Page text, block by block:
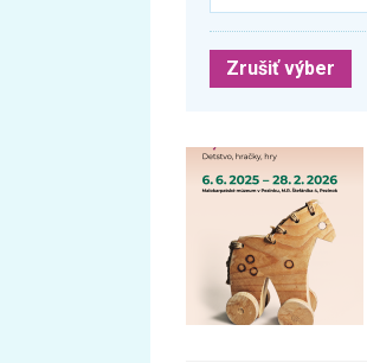
Zrušiť výber